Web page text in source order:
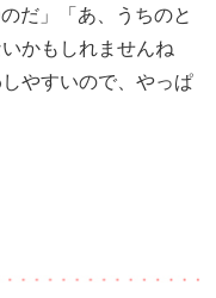
だ」「あ、うちのと
かもしれませんね
やすいので、やっぱ